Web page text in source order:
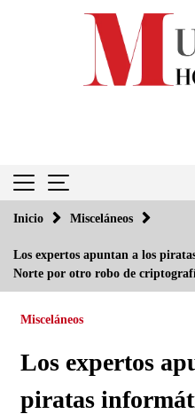
Inicio Misceláneos
Los expertos apuntan a los
Norte por otro robo de
Misceláneos
Los expertos
piratas